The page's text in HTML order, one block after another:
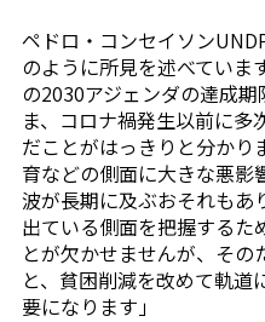
ペドロ・コンセイソン
のように所見を述べていま
の2030アジェンダの達成
ま、コロナ禍発生以前に
だことがはっきりと分かり
育などの側面に大きな悪影
波が長期に及ぶおそれもあ
出ている側面を把握するた
とが欠かせませんが、そ
と、貧困削減を改めて軌
要になります」